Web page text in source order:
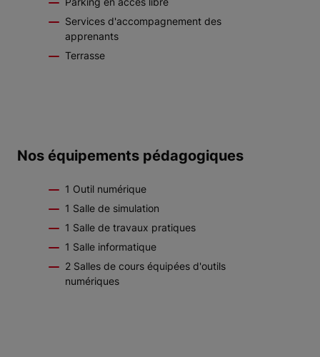
Services d'accompagnement des
apprenants
Terrasse
Nos équipements pédagogiques
1 Outil numérique
1 Salle de simulation
1 Salle de travaux pratiques
1 Salle informatique
2 Salles de cours équipées d'outils
numériques